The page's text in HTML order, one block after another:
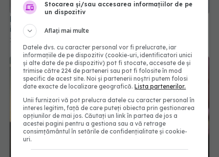
Long-COVID, subdiagnosticat. Simptomele
infecției pe termen lung, ignorate
18 aug 2024, 13:32
Stocarea și/sau accesarea informațiilor de pe
un dispozitiv
Aflați mai multe
Datele dvs. cu caracter personal vor fi prelucrate, iar
informațiile de pe dispozitiv (cookie-uri, identificatori unici
și alte date de pe dispozitiv) pot fi stocate, accesate de și
trimise către 224 de parteneri sau pot fi folosite în mod
specific de acest site. Noi și partenerii noștri putem folosi
date exacte de localizare geografică.Lista partenerilor.
Unii furnizori vă pot prelucra datele cu caracter personal în
interes legitim, față de care puteți obiecta prin gestionarea
opțiunilor de mai jos. Căutați un link în partea de jos a
acestei pagini pentru a gestiona sau a vă retrage
consimțământul în setările de confidențialitate și cookie-
uri.